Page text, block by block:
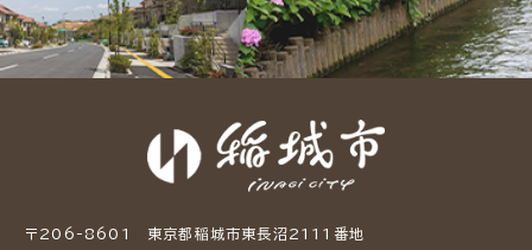
〒206-8601 東京都稲城市東長沼2111番地